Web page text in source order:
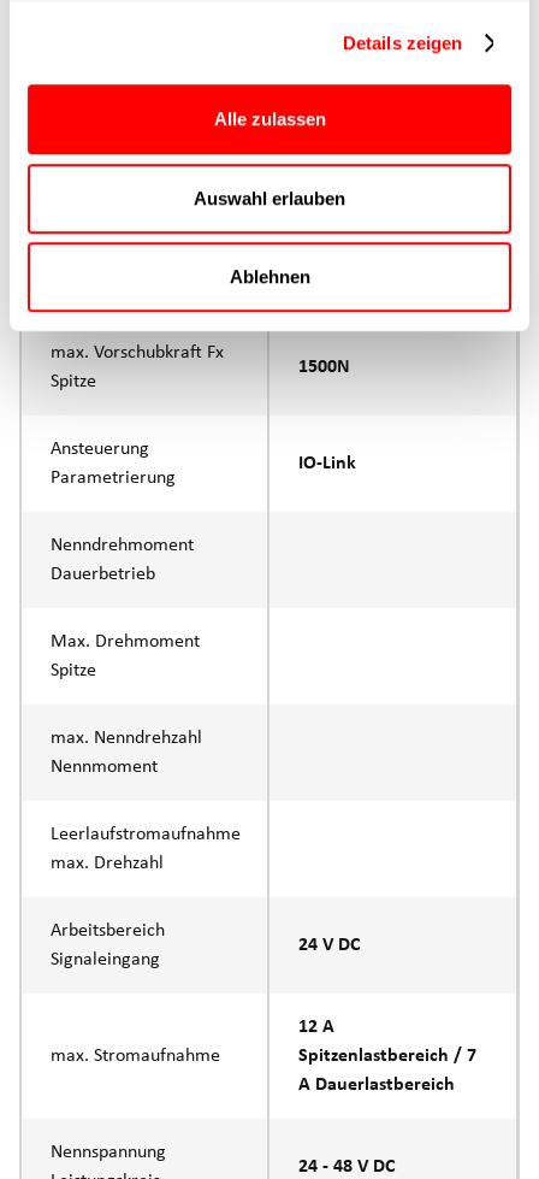
Details zeigen
Alle zulassen
Auswahl erlauben
Ablehnen
CTC-080
1500N
CTC
1000N
max. Vorschubkraft Fx
Spitze
1500N
Ansteuerung
Parametrierung
IO-Link
Nenndrehmoment
Dauerbetrieb
Max. Drehmoment
Spitze
max. Nenndrehzahl
Nennmoment
Leerlaufstromaufnahme
max. Drehzahl
Arbeitsbereich
Signaleingang
24 V DC
max. Stromaufnahme
12 A
Spitzenlastbereich / 7
A Dauerlastbereich
Nennspannung
24 - 48 V DC